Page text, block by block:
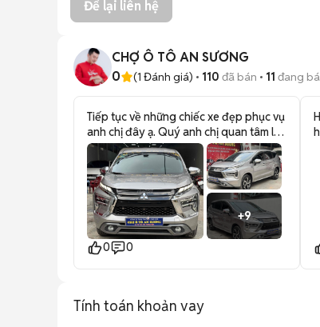
CHỢ Ô TÔ AN SƯƠNG
0
(1 Đánh giá) 110 đã bán 11 đang
Tiếp tục về những chiếc xe đẹp phục vụ
anh chị đây ạ. Quý anh chị quan tâm lh
e
+9
0 0
Để lại liên hệ
Tính toán khoản vay